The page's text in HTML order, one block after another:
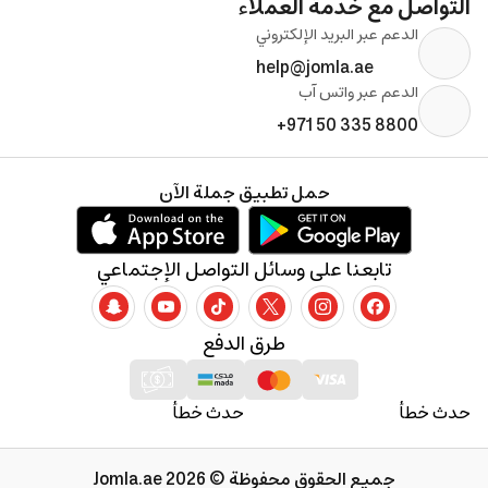
التواصل مع خدمة العملاء
الدعم عبر البريد الإلكتروني
help@jomla.ae
الدعم عبر واتس آب
+971 50 335 8800
حدث خطأ حدث خطأ
طرق الدفع
تابعنا على وسائل التواصل الإجتماعي
حمل تطبيق جملة الآن
جميع الحقوق محفوظة © 2026 Jomla.ae